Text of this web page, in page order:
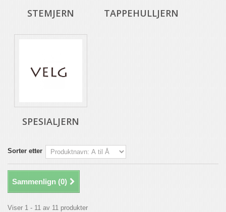
STEMJERN TAPPEHULLJERN
SPESIALJERN
Sorter etter
Sammenlign (0)
Viser 1 - 11 av 11 produkter